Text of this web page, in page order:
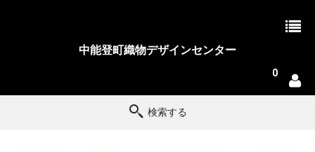
中能登町織物デザインセンター
0
検索する